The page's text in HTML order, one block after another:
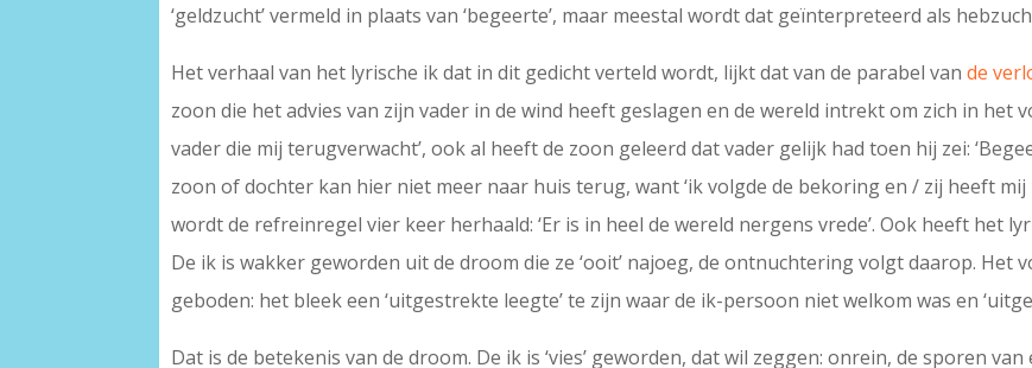
‘geldzucht’ vermeld in plaats van ‘begeerte’, maar meestal wordt dat geïnterpreteerd als
Het verhaal van het lyrische ik dat in dit gedicht verteld wordt, lijkt dat van de parabel vande
zoon die het advies van zijn vader in de wind heeft geslagen en de wereld intrekt om zich in het
vader die mij terugverwacht’, ook al heeft de zoon geleerd dat vader gelijk had toen hij zei:
zoon of dochter kan hier niet meer naar huis terug, want ‘ik volgde de bekoring en / zij heeft
wordt de refreinregel vier keer herhaald: ‘Er is in heel de wereld nergens vrede’. Ook heeft het
De ik is wakker geworden uit de droom die ze ‘ooit’ najoeg, de ontnuchtering volgt daarop. Het
geboden: het bleek een ‘uitgestrekte leegte’ te zijn waar de ik-persoon niet welkom was en
Dat is de betekenis van de droom. De ik is ‘vies’ geworden, dat wil zeggen: onrein, de sporen